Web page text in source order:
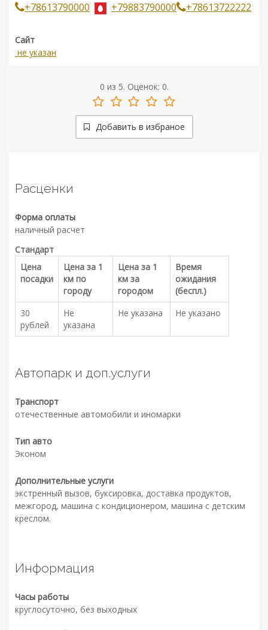
+78613790000 +79883790000 +78613722222
Сайт
не указан
0 из 5. Оценок: 0.
Добавить в избраное
Расценки
Форма оплаты
наличный расчет
Стандарт
Цена
посадки
Цена за 1
км по
городу
Цена за 1
км за
городом
Время
ожидания
(беспл.)
30
рублей
Не
указана
Не указана Не указано
Автопарк и доп.услуги
Транспорт
отечественные автомобили и иномарки
Тип авто
Эконом
Дополнительные услуги
экстренный вызов, буксировка, доставка продуктов,
межгород, машина с кондиционером, машина с детским
креслом.
Информация
Часы работы
круглосуточно, без выходных